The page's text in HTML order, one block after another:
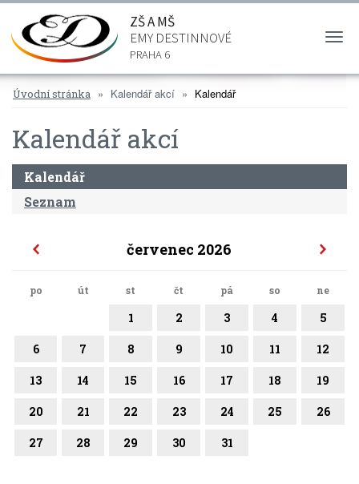
ZŠ A MŠ
EMY DESTINNOVÉ
PRAHA 6
Úvodní stránka Kalendář akcí Kalendář
Kalendář akcí
Kalendář
Seznam
červenec 2026
po út st čt pá so ne
1 2 3 4 5
6 7 8 9 10 11 12
13 14 15 16 17 18 19
20 21 22 23 24 25 26
27 28 29 30 31